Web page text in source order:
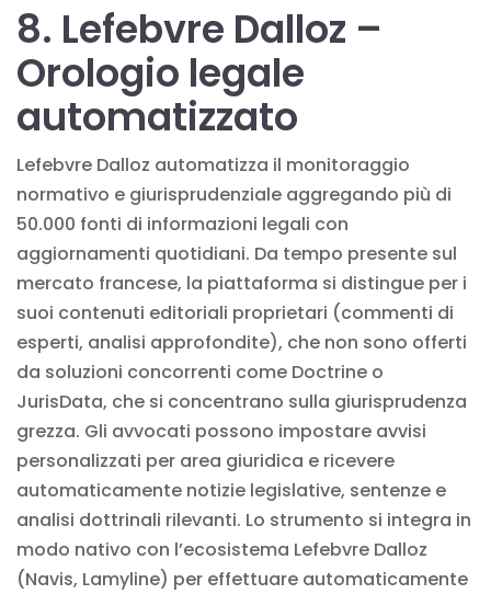
8. Lefebvre Dalloz –
Orologio legale
automatizzato
Lefebvre Dalloz automatizza il monitoraggio
normativo e giurisprudenziale aggregando più di
50.000 fonti di informazioni legali con
aggiornamenti quotidiani. Da tempo presente sul
mercato francese, la piattaforma si distingue per i
suoi contenuti editoriali proprietari (commenti di
esperti, analisi approfondite), che non sono offerti
da soluzioni concorrenti come Doctrine o
JurisData, che si concentrano sulla giurisprudenza
grezza. Gli avvocati possono impostare avvisi
personalizzati per area giuridica e ricevere
automaticamente notizie legislative, sentenze e
analisi dottrinali rilevanti. Lo strumento si integra in
modo nativo con l’ecosistema Lefebvre Dalloz
(Navis, Lamyline) per effettuare automaticamente